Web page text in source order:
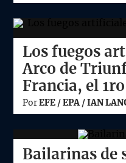
Los fuegos
Arco de
Francia, el
PorEFE / EPA / IAN
Bailarinas de